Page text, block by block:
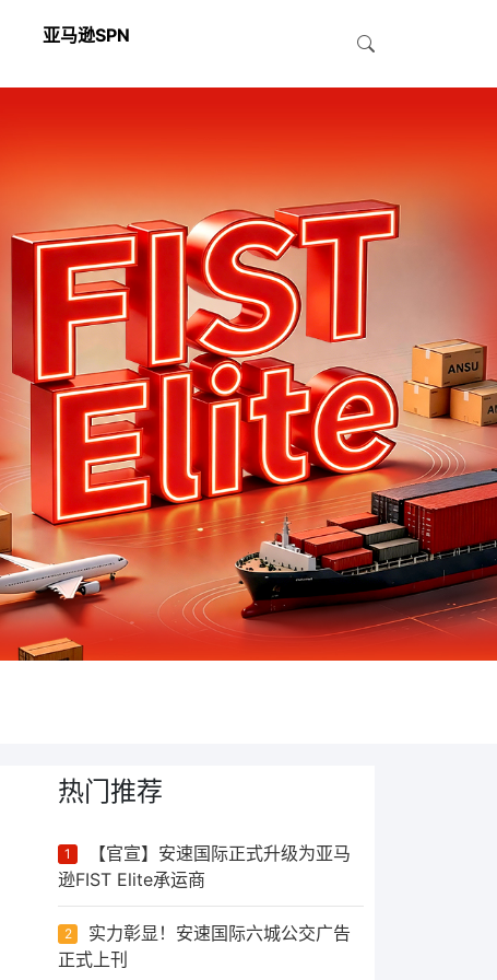
亚马逊SPN
热门推荐
1
【官宣】安速国际正式升级为亚马
逊FIST Elite承运商
2
实力彰显！安速国际六城公交广告
正式上刊